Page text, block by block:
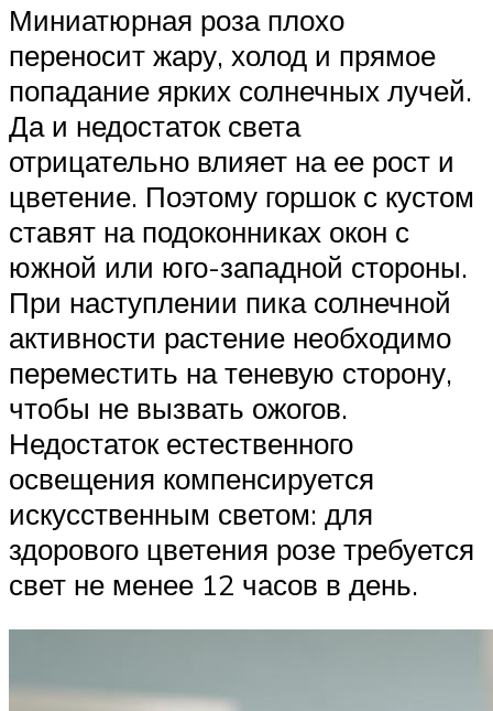
Миниатюрная роза плохо
переносит жару, холод и прямое
попадание ярких солнечных лучей.
Да и недостаток света
отрицательно влияет на ее рост и
цветение. Поэтому горшок с кустом
ставят на подоконниках окон с
южной или юго-западной стороны.
При наступлении пика солнечной
активности растение необходимо
переместить на теневую сторону,
чтобы не вызвать ожогов.
Недостаток естественного
освещения компенсируется
искусственным светом: для
здорового цветения розе требуется
свет не менее 12 часов в день.